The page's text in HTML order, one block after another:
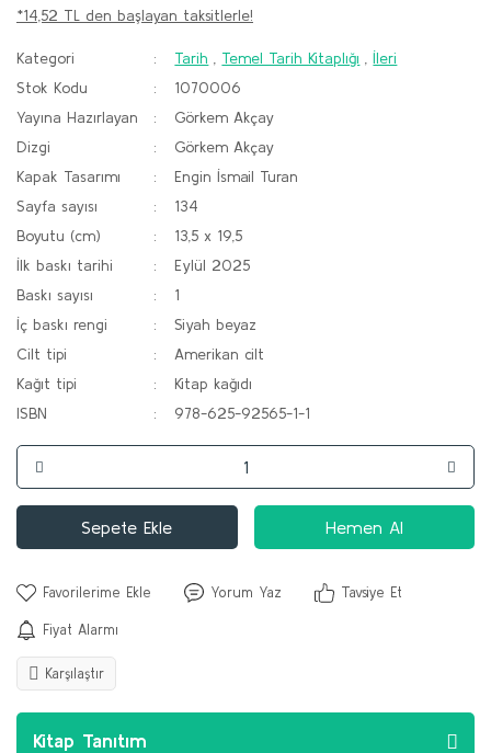
*14,52 TL den başlayan taksitlerle!
Kategori Tarih Temel Tarih Kitaplığı ,İleri
Stok Kodu
1070006
Yayına Hazırlayan
Görkem Akçay
Dizgi
Görkem Akçay
Kapak Tasarımı
Engin İsmail Turan
Sayfa sayısı
134
Boyutu (cm)
13,5 x 19,5
İlk baskı tarihi
Eylül 2025
Baskı sayısı
1
İç baskı rengi
Siyah beyaz
Cilt tipi
Amerikan cilt
Kağıt tipi
Kitap kağıdı
ISBN
978-625-92565-1-1
Sepete Ekle Hemen Al
Yorum Yaz Tavsiye Et
Fiyat Alarmı
Karşılaştır
Kitap Tanıtım